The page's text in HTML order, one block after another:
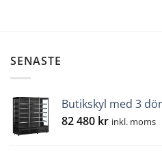
SENASTE
Butikskyl med 3
82 480 kr inkl. moms